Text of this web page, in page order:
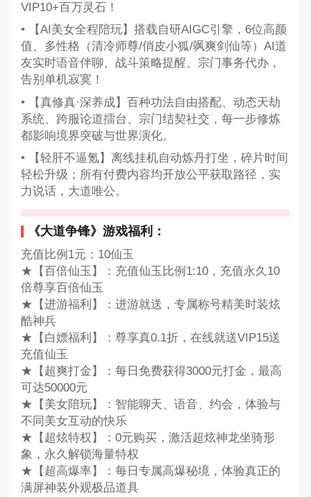
VIP10+百万灵石！
• 【AI美女全程陪玩】搭载自研AIGC引擎，6位高颜
值、多性格（清冷师尊/俏皮小狐/飒爽剑仙等）AI道
友实时语音伴聊、战斗策略提醒、宗门事务代办，
告别单机寂寞！
• 【真修真·深养成】百种功法自由搭配、动态天劫
系统、跨服论道擂台、宗门结契社交，每一步修炼
都影响境界突破与世界演化。
• 【轻肝不逼氪】离线挂机自动炼丹打坐，碎片时间
轻松升级；所有付费内容均开放公平获取路径，实
力说话，大道唯公。
《大道争锋》游戏福利：
充值比例1元：10仙玉
★【百倍仙玉】：充值仙玉比例1:10，充值永久10
倍尊享百倍仙玉
★【进游福利】：进游就送，专属称号精美时装炫
酷神兵
★【白嫖福利】：尊享真0.1折，在线就送VIP15送
充值仙玉
★【超爽打金】：每日免费获得3000元打金，最高
可达50000元
★【美女陪玩】：智能聊天、语音、约会，体验与
不同美女互动的快乐
★【超炫特权】：0元购买，激活超炫神龙坐骑形
象，永久解锁海量特权
★【超高爆率】：每日专属高爆秘境，体验真正的
满屏神装外观极品道具